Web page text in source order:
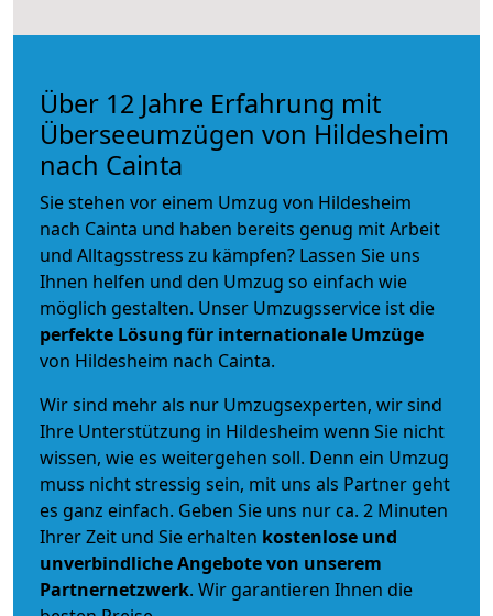
Über 12 Jahre Erfahrung mit
Überseeumzügen von Hildesheim
nach Cainta
Sie stehen vor einem Umzug von Hildesheim
nach Cainta und haben bereits genug mit Arbeit
und Alltagsstress zu kämpfen? Lassen Sie uns
Ihnen helfen und den Umzug so einfach wie
möglich gestalten. Unser Umzugsservice ist die
perfekte Lösung für internationale Umzüge
von Hildesheim nach Cainta.
Wir sind mehr als nur Umzugsexperten, wir sind
Ihre Unterstützung in Hildesheim wenn Sie nicht
wissen, wie es weitergehen soll. Denn ein Umzug
muss nicht stressig sein, mit uns als Partner geht
es ganz einfach. Geben Sie uns nur ca. 2 Minuten
Ihrer Zeit und Sie erhalten kostenlose und
unverbindlicheAngebote von unserem
Partnernetzwerk. Wir garantieren Ihnen die